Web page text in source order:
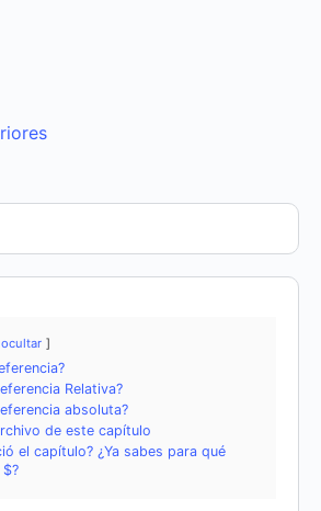
ocultar
Relativa?
absoluta?
de este capítulo
el capítulo? ¿Ya sabes para qué